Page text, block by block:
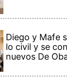
Diego y Mafe
lo civil y se
nuevos De